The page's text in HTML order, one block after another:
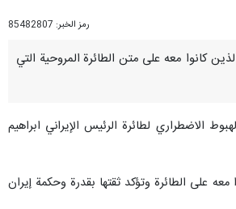
رمز الخبر: 85482807
الذين كانوا معه على متن الطائرة المروحية التي
الاضطراري لطائرة الرئيس الإيراني ابراهيم
معه على الطائرة وتؤكد ثقتها بقدرة وحكمة إيران